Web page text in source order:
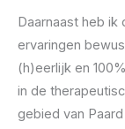
Daarnaast heb
ervaringen
(h)eerlijk en
in de
gebied van Paard